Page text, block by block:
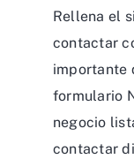
Rellena el
contactar
importante
formulario
negocio
contactar